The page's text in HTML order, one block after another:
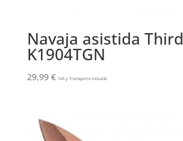
Navaja asistida Third
K1904TGN
29,99 € IVA y Transporte Incluido